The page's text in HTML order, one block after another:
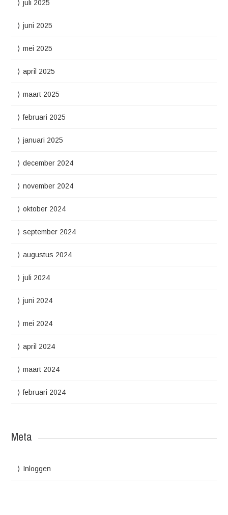
juli 2025
juni 2025
mei 2025
april 2025
maart 2025
februari 2025
januari 2025
december 2024
november 2024
oktober 2024
september 2024
augustus 2024
juli 2024
juni 2024
mei 2024
april 2024
maart 2024
februari 2024
Meta
Inloggen